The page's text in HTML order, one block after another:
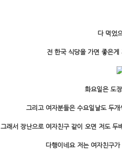
다 먹었
전 한국 식당을 가면 좋은
화요일은 도
그리고 여자분들은 수요일날도 두
그래서 장난으로 여자친구 같이 오면 저도 두
다행이네요 저는 여자친구